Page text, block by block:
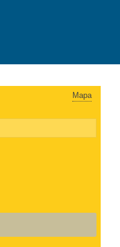
Mapa